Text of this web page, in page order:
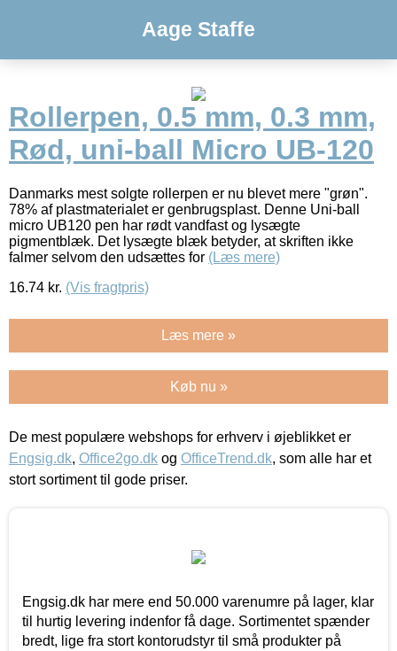
Aage Staffe
Rollerpen, 0.5 mm, 0.3 mm,
Rød, uni-ball Micro UB-120
Danmarks mest solgte rollerpen er nu blevet mere "grøn".
78% af plastmaterialet er genbrugsplast. Denne Uni-ball
micro UB120 pen har rødt vandfast og lysægte
pigmentblæk. Det lysægte blæk betyder, at skriften ikke
falmer selvom den udsættes for (Læs mere)
16.74 kr. (Vis fragtpris)
Læs mere »
Køb nu »
De mest populære webshops for erhverv i øjeblikket er
Engsig.dk, Office2go.dk og OfficeTrend.dk, som alle har et
stort sortiment til gode priser.
Engsig.dk har mere end 50.000 varenumre på lager, klar
til hurtig levering indenfor få dage. Sortimentet spænder
bredt, lige fra stort kontorudstyr til små produkter på